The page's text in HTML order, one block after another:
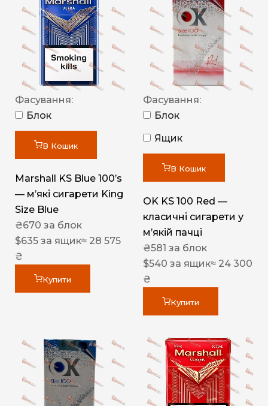
Фасування:
Блок
В Кошик
Marshall KS Blue 100’s
— м’які сигарети King
Size Blue
₴670 за блок
$635 за ящик≈ 28 575
₴
Купити
Фасування:
Блок
Ящик
В Кошик
OK KS 100 Red —
класичні сигарети у
м’якій пачці
₴581 за блок
$540 за ящик≈ 24 300
₴
Купити